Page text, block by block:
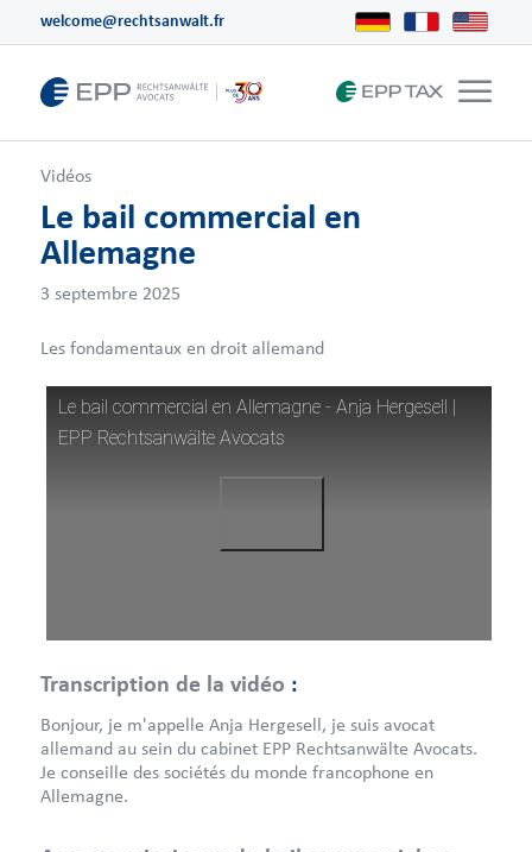
welcome@rechtsanwalt.fr
Vidéos
Le bail commercial en
Allemagne
Les fondamentaux en droit allemand
Le bail commercial en Allemagne - Anja Hergesell |
EPP Rechtsanwälte Avocats
Transcription de la vidéo :
Bonjour, je m'appelle Anja Hergesell, je suis avocat
allemand au sein du cabinet EPP Rechtsanwälte Avocats.
Je conseille des sociétés du monde francophone en
Allemagne.
3 septembre 2025